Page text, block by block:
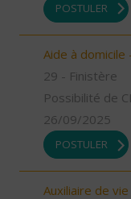
POSTULER
Aide à domicile
29 - Finistère
Possibilité de
26/09/2025
POSTULER
Auxiliaire de